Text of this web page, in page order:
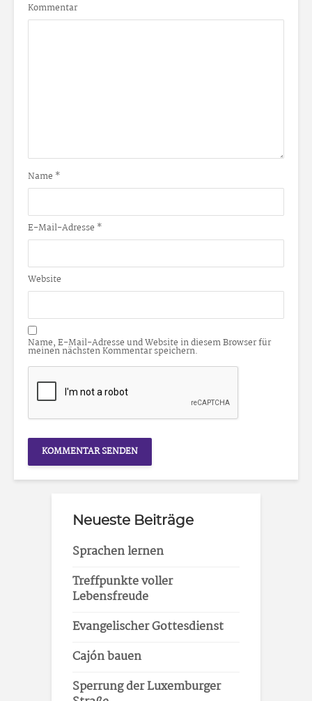
Kommentar
Name *
E-Mail-Adresse *
Website
Name, E-Mail-Adresse und Website in diesem Browser für
meinen nächsten Kommentar speichern.
Neueste Beiträge
Sprachen lernen
Treffpunkte voller
Lebensfreude
Evangelischer Gottesdienst
Cajón bauen
Sperrung der Luxemburger